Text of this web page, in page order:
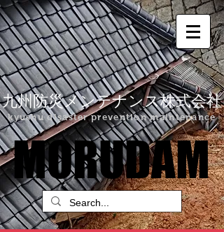
九州防災メンテナンス株式会社
kyushu disaster prevention maintenance
MORUDAM
MORUDAM